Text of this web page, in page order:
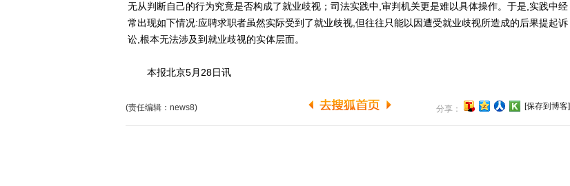
无从判断自己的行为究竟是否构成了就业歧视；司法实践中,审判机关更是难以具体操作。于是,实践中经
常出现如下情况:应聘求职者虽然实际受到了就业歧视,但往往只能以因遭受就业歧视所造成的后果提起诉
讼,根本无法涉及到就业歧视的实体层面。
本报北京5月28日讯
(责任编辑：news8) 分享： [保存到博客]